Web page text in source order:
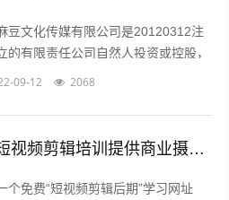
豆文化传媒有限公司是20120312注
的有限责任公司自然人投资或控股，
址位于长沙市望城区高塘岭街道高塘
09-12 2068
佛山短视频剪辑(佛山短视频剪辑培训提供商业摄影培训服务)
个免费“短视频剪辑后期”学习网址